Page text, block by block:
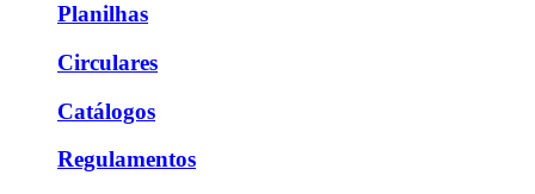
Planilhas
Circulares
Catálogos
Regulamentos